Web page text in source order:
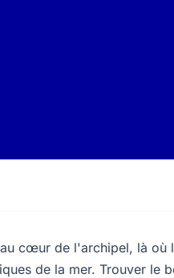
cœur de l'archipel, là où
de la mer. Trouver le